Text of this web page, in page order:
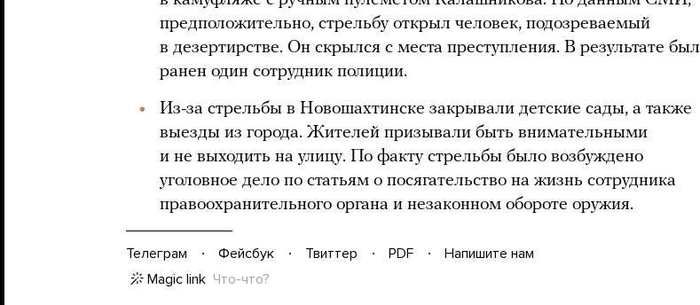
предположительно, стрельбу открыл человек, подозреваемый
в дезертирстве. Он скрылся с места преступления. В результате был
ранен один сотрудник полиции.
Из-за стрельбы в Новошахтинске закрывали детские сады, а также
выезды из города. Жителей призывали быть внимательными
и не выходить на улицу. По факту стрельбы было возбуждено
уголовное дело по статьям о посягательство на жизнь сотрудника
правоохранительного органа и незаконном обороте оружия.
Телеграм Фейсбук Твиттер PDF
Напишите нам
Magic link Что-что?